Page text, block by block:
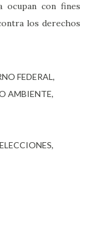
ocupan con fines
los derechos
FEDERAL
AMBIENTE